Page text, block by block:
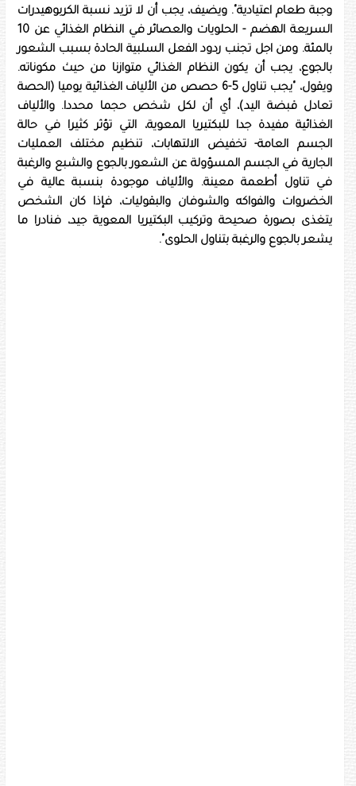
وجبة طعام اعتيادية". ويضيف، يجب أن لا تزيد نسبة الكربوهيدرات
السريعة الهضم - الحلويات والعصائر في النظام الغذائي عن 10
بالمئة. ومن اجل تجنب ردود الفعل السلبية الحادة بسبب الشعور
بالجوع، يجب أن يكون النظام الغذائي متوازنا من حيث مكوناته.
ويقول، "يجب تناول 5-6 حصص من الألياف الغذائية يوميا (الحصة
تعادل قبضة اليد)، أي أن لكل شخص حجما محددا. والألياف
الغذائية مفيدة جدا للبكتيريا المعوية، التي تؤثر كثيرا في حالة
الجسم العامة- تخفيض الالتهابات، تنظيم مختلف العمليات
الجارية في الجسم المسؤولة عن الشعور بالجوع والشبع والرغبة
في تناول أطعمة معينة. والألياف موجودة بنسبة عالية في
الخضروات والفواكه والشوفان والبقوليات، فإذا كان الشخص
يتغذى بصورة صحيحة وتركيب البكتيريا المعوية جيد، فنادرا ما
يشعر بالجوع والرغبة بتناول الحلوى".